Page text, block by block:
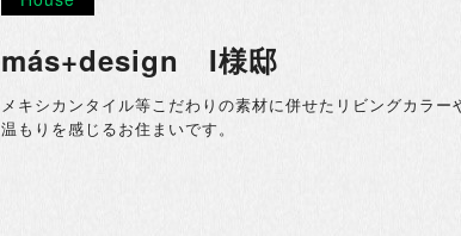
más+design I様邸
メキシカンタイル等こだわりの素材に併せたリビングカラ
温もりを感じるお住まいです。